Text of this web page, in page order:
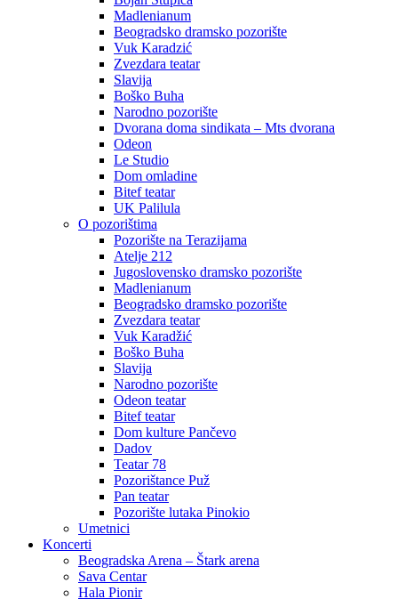
Madlenianum
Beogradsko dramsko pozorište
Vuk Karadzić
Zvezdara teatar
Slavija
Boško Buha
Narodno pozorište
Dvorana doma sindikata – Mts dvorana
Odeon
Le Studio
Dom omladine
Bitef teatar
UK Palilula
O pozorištima
Pozorište na Terazijama
Atelje 212
Jugoslovensko dramsko pozorište
Madlenianum
Beogradsko dramsko pozorište
Zvezdara teatar
Vuk Karadžić
Boško Buha
Slavija
Narodno pozorište
Odeon teatar
Bitef teatar
Dom kulture Pančevo
Dadov
Teatar 78
Pozorištance Puž
Pan teatar
Pozorište lutaka Pinokio
Umetnici
Koncerti
Beogradska Arena – Štark arena
Sava Centar
Hala Pionir